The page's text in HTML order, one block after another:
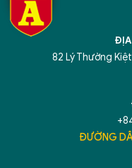
ĐỊA
82 Lý Thường
ĐƯỜNG